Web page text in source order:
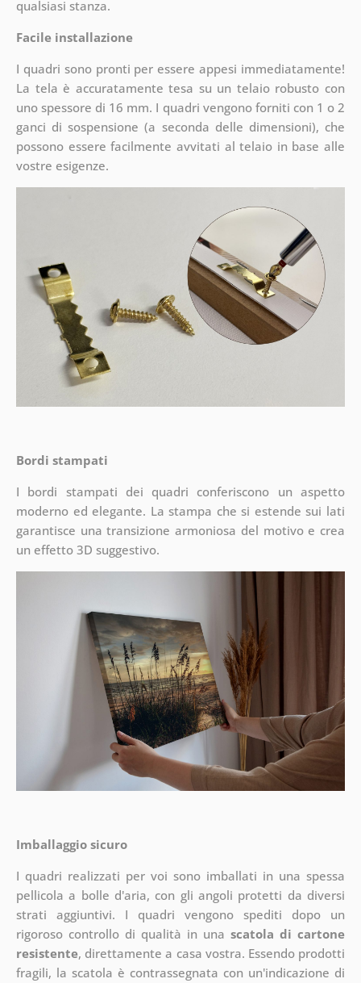
qualsiasi stanza.
Facile installazione
I quadri sono pronti per essere appesi immediatamente!
La tela è accuratamente tesa su un telaio robusto con
uno spessore di 16 mm. I quadri vengono forniti con 1 o 2
ganci di sospensione (a seconda delle dimensioni), che
possono essere facilmente avvitati al telaio in base alle
vostre esigenze.
Bordi stampati
I bordi stampati dei quadri conferiscono un aspetto
moderno ed elegante. La stampa che si estende sui lati
garantisce una transizione armoniosa del motivo e crea
un effetto 3D suggestivo.
Imballaggio sicuro
I quadri realizzati per voi sono imballati in una spessa
pellicola a bolle d'aria, con gli angoli protetti da diversi
strati aggiuntivi. I quadri vengono spediti dopo un
rigoroso controllo di qualità in unascatola di cartone
resistente, direttamente a casa vostra. Essendo prodotti
fragili, la scatola è contrassegnata con un'indicazione di